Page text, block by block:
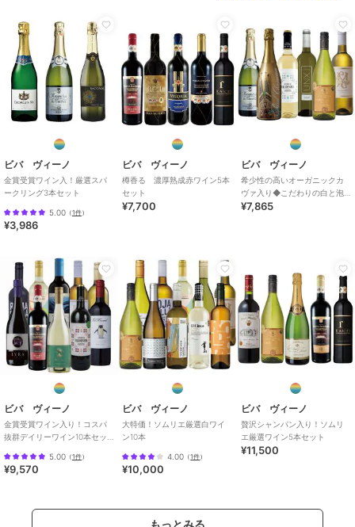
ビバ ヴィーノ
金賞受賞ワイン入！厳選スパ
ークリング3本セット
5.00 （1件）
¥3,986
ビバ ヴィーノ
樽香る 濃厚熟成赤ワイン5本
セット
¥7,700
ビバ ヴィーノ
希少性の高いオーガニックカ
ヴァ入り◆こだわりの白と泡6
本セット
¥7,865
ビバ ヴィーノ
金賞受賞ワイン入り！コスパ
抜群デイリーワイン10本セッ
5.00 （1件）
¥9,570
ビバ ヴィーノ
大特価！ソムリエ厳選白ワイ
ン10本
4.00 （1件）
¥10,000
ビバ ヴィーノ
贅沢シャンパン入り！ソムリ
エ厳選ワイン5本セット
¥11,500